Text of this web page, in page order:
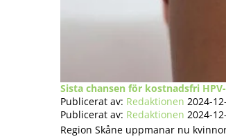
Sista chansen för kostnadsfri
Publicerat av: Redaktionen 2024-
Publicerat av: Redaktionen 2024-
Region Skåne uppmanar nu